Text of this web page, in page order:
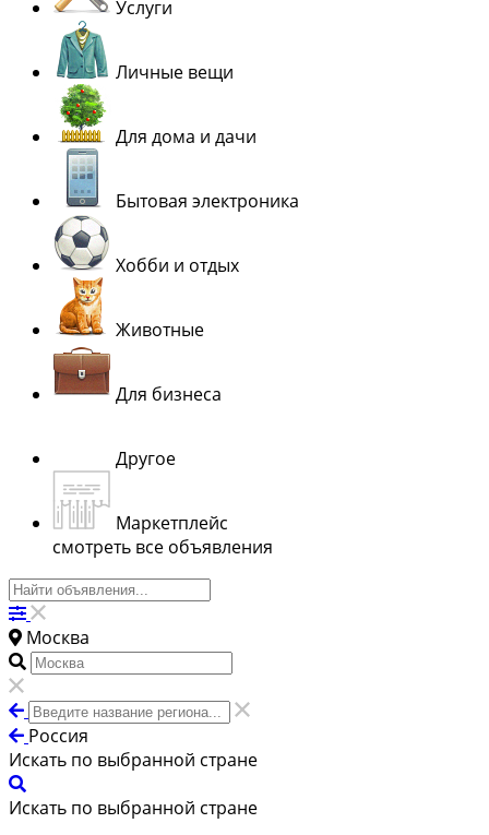
Услуги
Личные вещи
Для дома и дачи
Бытовая электроника
Хобби и отдых
Животные
Для бизнеса
Другое
Маркетплейс
смотреть все объявления
Москва
Россия
Искать по выбранной стране
Искать по выбранной стране